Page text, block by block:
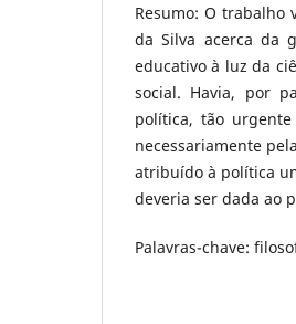
Resumo: O trabalho
da Silva acerca da
educativo à luz da
social. Havia, por
política, tão urgente
necessariamente
atribuído à política
deveria ser dada ao
Palavras-chave: